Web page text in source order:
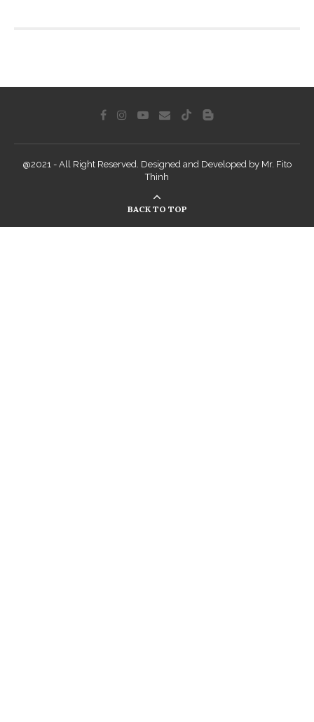
@2021 - All Right Reserved. Designed and Developed by Mr. Fito
Thinh
BACK TO TOP